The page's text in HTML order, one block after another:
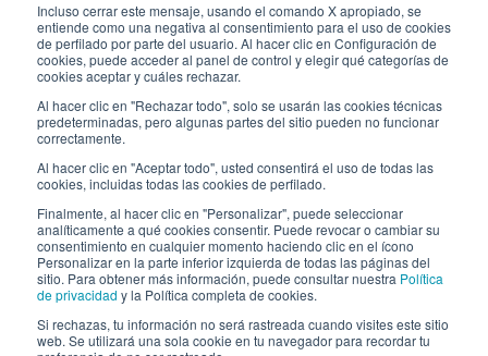
Incluso cerrar este mensaje, usando el comando X apropiado, se
entiende como una negativa al consentimiento para el uso de cookies
de perfilado por parte del usuario. Al hacer clic en Configuración de
cookies, puede acceder al panel de control y elegir qué categorías de
cookies aceptar y cuáles rechazar.
Al hacer clic en "Rechazar todo", solo se usarán las cookies técnicas
predeterminadas, pero algunas partes del sitio pueden no funcionar
correctamente.
Al hacer clic en "Aceptar todo", usted consentirá el uso de todas las
cookies, incluidas todas las cookies de perfilado.
Finalmente, al hacer clic en "Personalizar", puede seleccionar
analíticamente a qué cookies consentir. Puede revocar o cambiar su
consentimiento en cualquier momento haciendo clic en el ícono
Personalizar en la parte inferior izquierda de todas las páginas del
sitio. Para obtener más información, puede consultar nuestra Política
de privacidad y la Política completa de cookies.
Si rechazas, tu información no será rastreada cuando visites este sitio
web. Se utilizará una sola cookie en tu navegador para recordar tu
Proyecto de transformación digital
MANT É GASE AL D ÍA
© 2026 Interfluid srl • Tutti i diritti riservati